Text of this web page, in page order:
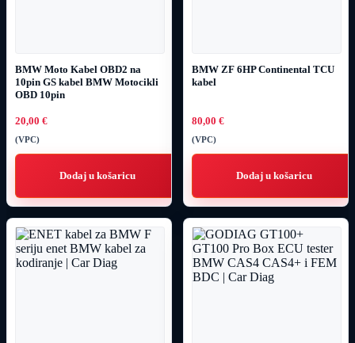
BMW Moto Kabel OBD2 na
10pin GS kabel BMW Motocikli
OBD 10pin
20,00 €
(VPC)
Dodaj u košaricu
BMW ZF 6HP Continental TCU
kabel
80,00 €
(VPC)
Dodaj u košaricu